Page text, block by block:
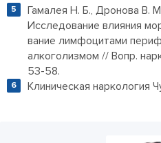
Гамалея Н. Б., Дронова В.
Исследование влияния
вание лимфоцитами
алкоголизмом // Вопр.
53-58.
Клиническая наркология